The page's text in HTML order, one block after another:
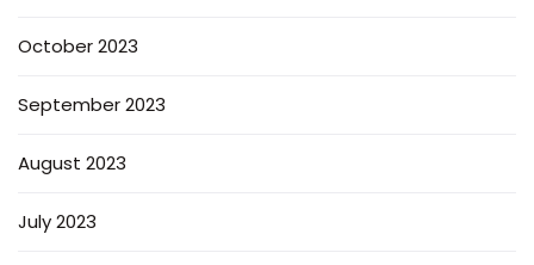
October 2023
September 2023
August 2023
July 2023